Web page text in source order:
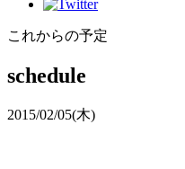
これからの予定
schedule
2015/02/05(木)